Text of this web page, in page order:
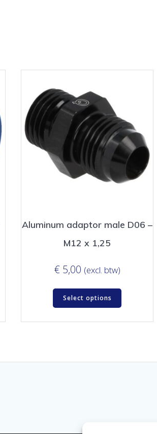
Aluminum adaptor male D06 –
M12 x 1,25
€ 5,00 (excl. btw)
Select options